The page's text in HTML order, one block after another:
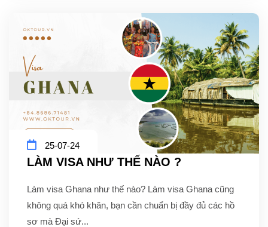
25-07-24
LÀM VISA NHƯ THẾ NÀO ?
Làm visa Ghana như thế nào? Làm visa Ghana cũng
không quá khó khăn, bạn cần chuẩn bị đầy đủ các hồ
sơ mà Đại sứ...